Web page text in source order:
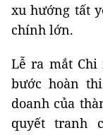
xu hướng tất
chính lớn.
Lễ ra mắt Chi
bước hoàn
doanh của
quyết tranh